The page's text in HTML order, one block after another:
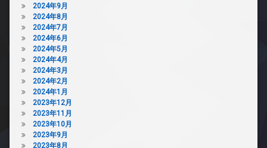
2024年9月
2024年8月
2024年7月
2024年6月
2024年5月
2024年4月
2024年3月
2024年2月
2024年1月
2023年12月
2023年11月
2023年10月
2023年9月
2023年8月